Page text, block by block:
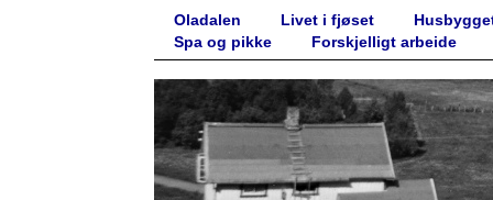
Oladalen Livet i fjøset
Spa og pikke
Forskjelligt arbeide